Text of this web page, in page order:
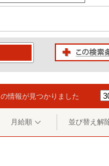
の情報が見つかりました
月給順 並び替え解